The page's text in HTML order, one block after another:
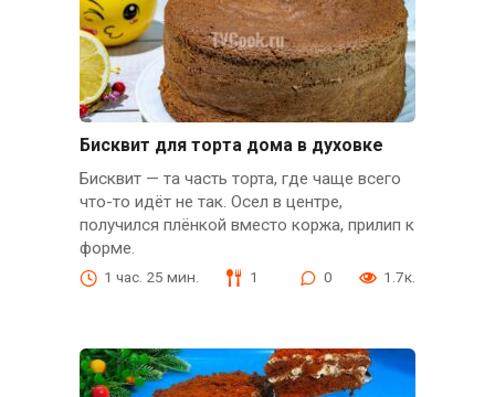
Бисквит для торта дома в духовке
Бисквит — та часть торта, где чаще всего
что-то идёт не так. Осел в центре,
получился плёнкой вместо коржа, прилип к
форме.
1 час. 25 мин. 1 0 1.7к.